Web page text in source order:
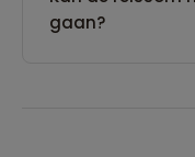
gaan?